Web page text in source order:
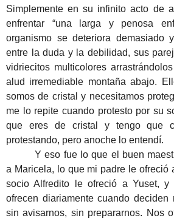
Simplemente en su infinito acto de
enfrentar “una larga y penosa
organismo se deteriora demasiado
entre la duda y la debilidad, sus
vidriecitos multicolores
alud irremediable montaña abajo.
somos de cristal y necesitamos
me lo repite cuando protesto por su
que eres de cristal y tengo que
protestando, pero anoche lo entendí.
Y eso fue lo que el buen
a Maricela, lo que mi padre le ofreció
socio Alfredito le ofreció a Yuset,
ofrecen diariamente cuando deciden
sin avisarnos, sin prepararnos. Nos